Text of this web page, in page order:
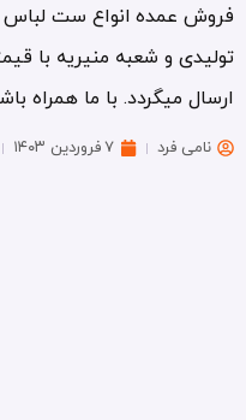
عمده انواع ست لباس
و شعبه منیریه با
میگردد. با ما همراه باشید
نامی فرد ۷ فروردین ۱۴۰۳